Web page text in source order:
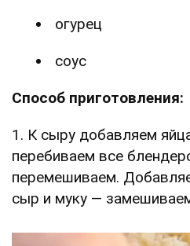
огурец
соус
Способ приготовления:
1. К сыру добавляем
перебиваем все
перемешиваем.
сыр и муку —